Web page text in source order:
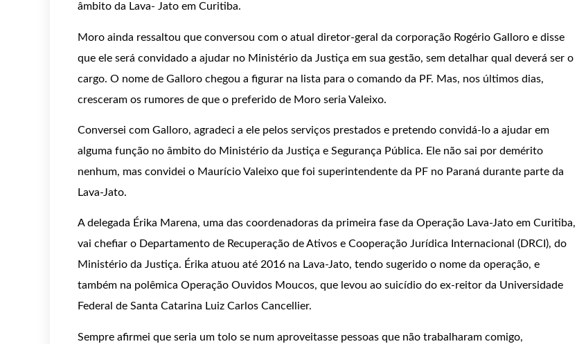
âmbito da Lava- Jato em Curitiba.
Moro ainda ressaltou que conversou com o atual diretor-geral da corporação Rogério Galloro e disse
que ele será convidado a ajudar no Ministério da Justiça em sua gestão, sem detalhar qual deverá ser o
cargo. O nome de Galloro chegou a figurar na lista para o comando da PF. Mas, nos últimos dias,
cresceram os rumores de que o preferido de Moro seria Valeixo.
Conversei com Galloro, agradeci a ele pelos serviços prestados e pretendo convidá-lo a ajudar em
alguma função no âmbito do Ministério da Justiça e Segurança Pública. Ele não sai por demérito
nenhum, mas convidei o Maurício Valeixo que foi superintendente da PF no Paraná durante parte da
Lava-Jato.
A delegada Érika Marena, uma das coordenadoras da primeira fase da Operação Lava-Jato em Curitiba,
vai chefiar o Departamento de Recuperação de Ativos e Cooperação Jurídica Internacional (DRCI), do
Ministério da Justiça. Érika atuou até 2016 na Lava-Jato, tendo sugerido o nome da operação, e
também na polêmica Operação Ouvidos Moucos, que levou ao suicídio do ex-reitor da Universidade
Federal de Santa Catarina Luiz Carlos Cancellier.
Sempre afirmei que seria um tolo se num aproveitasse pessoas que não trabalharam comigo,